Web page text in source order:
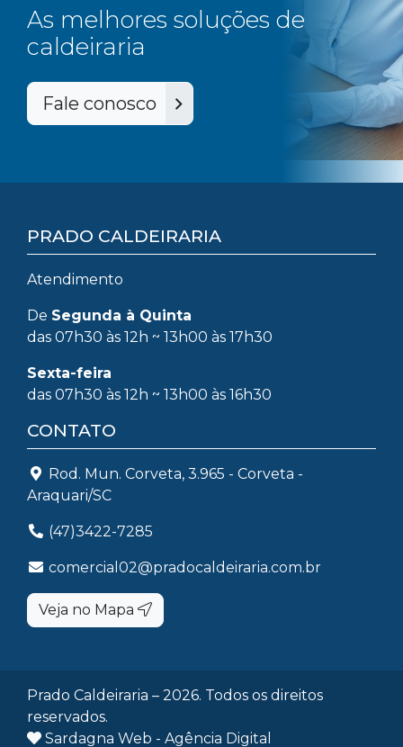
As melhores soluções de
caldeiraria
Fale conosco
PRADO CALDEIRARIA
Atendimento
De Segunda à Quinta
das 07h30 às 12h ~ 13h00 às 17h30
Sexta-feira
das 07h30 às 12h ~ 13h00 às 16h30
CONTATO
Rod. Mun. Corveta, 3.965 - Corveta -
Araquari/SC
(47)3422-7285
comercial02@pradocaldeiraria.com.br
Veja no Mapa
Prado Caldeiraria – 2026. Todos os direitos
reservados.
Sardagna Web - Agência Digital